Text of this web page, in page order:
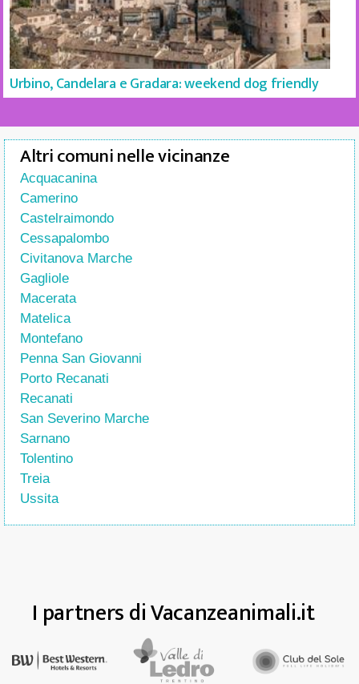
Urbino, Candelara e Gradara: weekend dog friendly
Altri comuni nelle vicinanze
Acquacanina
Camerino
Castelraimondo
Cessapalombo
Civitanova Marche
Gagliole
Macerata
Matelica
Montefano
Penna San Giovanni
Porto Recanati
Recanati
San Severino Marche
Sarnano
Tolentino
Treia
Ussita
I partners di Vacanzeanimali.it